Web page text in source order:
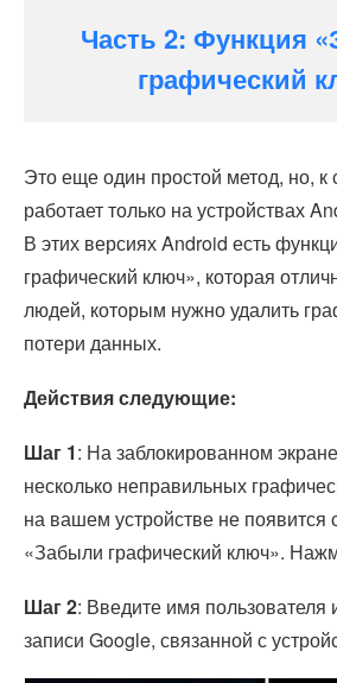
Часть 2: Функция
графический
Это еще один простой метод, но,
работает только на устройствах
В этих версиях Android есть
графический ключ», которая
людей, которым нужно удалить
потери данных.
Действия следующие:
Шаг 1: На заблокированном
несколько неправильных
на вашем устройстве не
«Забыли графический ключ».
Шаг 2: Введите имя пользователя
записи Google, связанной с